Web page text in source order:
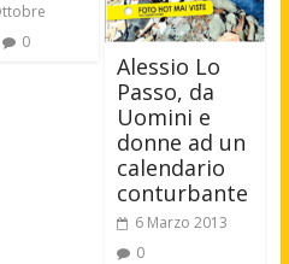
0
Alessio Lo
Passo, da
Uomini e
donne ad un
calendario
conturbante
6 Marzo 2013
0